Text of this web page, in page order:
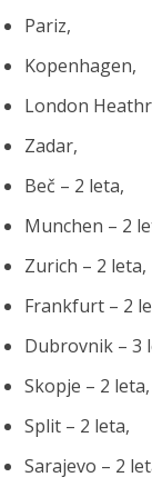
Pariz,
Kopenhagen,
London
Zadar,
Beč – 2 leta,
Munchen – 2
Zurich – 2 leta,
Frankfurt – 2
Dubrovnik – 3
Skopje – 2 leta,
Split – 2 leta,
Sarajevo – 2